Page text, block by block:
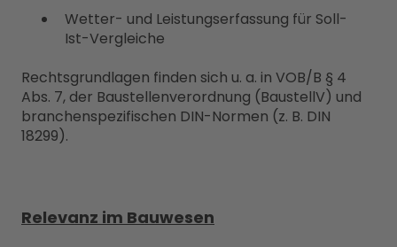
Wetter- und Leistungserfassung für Soll-
Ist-Vergleiche
Rechtsgrundlagen finden sich u. a. in VOB/B § 4
Abs. 7, der Baustellenverordnung (BaustellV) und
branchenspezifischen DIN-Normen (z. B. DIN
18299).
Relevanz im Bauwesen